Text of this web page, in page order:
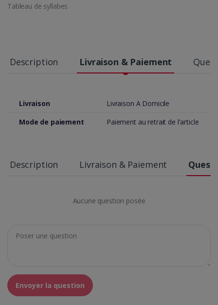
Tableau de syllabes
Description Livraison & Paiement
Livraison
Livraison A Domicile
Mode de paiement
Paiement au retrait de l'article
Description Livraison & Paiement
Aucune question posée
Envoyer la question